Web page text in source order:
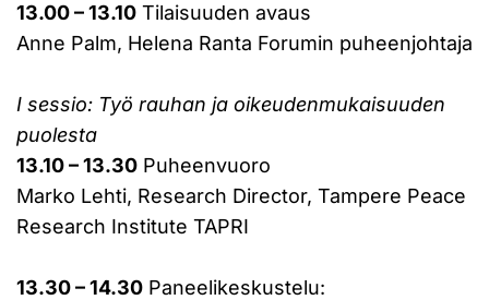
13.00 – 13.10 Tilaisuuden avaus
Anne Palm, Helena Ranta Forumin puheenjohtaja
I sessio: Työ rauhan ja oikeudenmukaisuuden
puolesta
13.10 – 13.30 Puheenvuoro
Marko Lehti, Research Director, Tampere Peace
Research Institute TAPRI
13.30 – 14.30 Paneelikeskustelu: